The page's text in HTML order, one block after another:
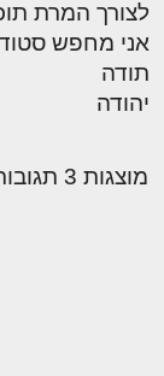
לצורך המרת
אני מחפש
תודה
יהודה
מוצגות 3 תגובות – 1 עד 3 (מתוך 3 סה״כ)